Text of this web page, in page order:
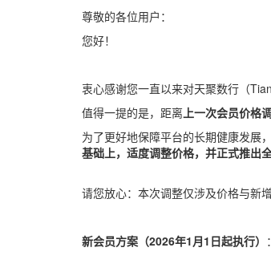
尊敬的各位用户：
您好！
衷心感谢您一直以来对天聚数行（
值得一提的是，距离上一次会员价格
为了更好地保障平台的长期健康发展
基础上，适度调整价格，并正式推出
请您放心：本次调整仅涉及价格与新
新会员方案（2026年1月1日起执行） ：